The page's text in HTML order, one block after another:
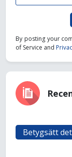
By posting your
of Service and
Betygsätt